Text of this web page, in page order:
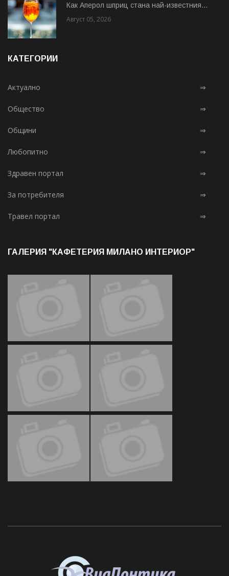
Как Аперол шприц стана най-известния...
Август 05, 2026
КАТЕГОРИИ
Актуално ⇒
Общество ⇒
Общини ⇒
Любопитно ⇒
Здравен портал ⇒
За потребителя ⇒
Травел портал ⇒
ГАЛЕРИЯ "КАФЕТЕРИЯ МИЛАНО ИНТЕРИОР"